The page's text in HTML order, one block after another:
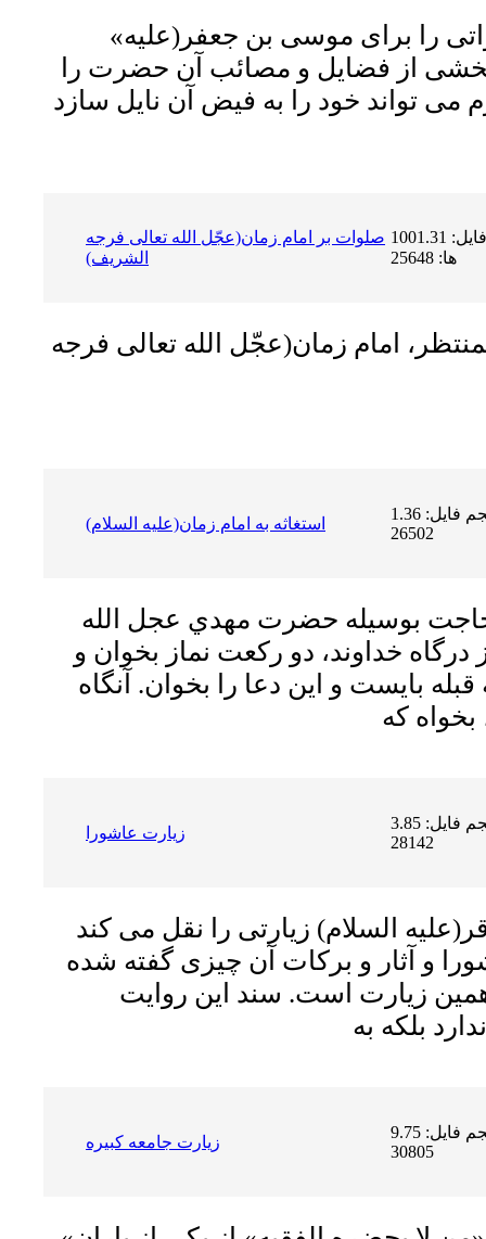
را براى موسى بن جعفر (علیه
از فضایل و مصائب آن حضرت را
صلوات بر امام زمان(عجّل الله تعالى فرجه
الشریف)
حجم فایل: 1001.31 KB | دریافت
ها: 25648
امام زمان(عجّل الله تعالى فرجه
استغاثه به امام زمان(علیه السلام)
حجم فایل: 1.36 MB | دریافت ها:
26502
بوسیله حضرت مهدي عجل الله
خداوند، دو رکعت نماز بخوان و
قبله بایست و اين دعا را بخوان. آنگاه
زيارت عاشورا
حجم فایل: 3.85 MB | دریافت ها:
28142
السلام) زیارتى را نقل مى کند
و آثار و برکات آن چیزى گفته شده
زیارت است. سند این روایت
زیارت جامعه کبیره
حجم فایل: 9.75 MB | دریافت ها:
30805